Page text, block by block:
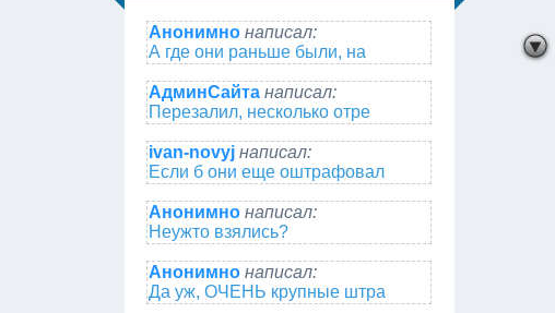
Анонимно написал:
А где они раньше были, на
АдминСайта написал:
Перезалил, несколько отре
ivan-novyj написал:
Если б они еще оштрафовал
Анонимно написал:
Неужто взялись?
Анонимно написал:
Да уж, ОЧЕНЬ крупные штра